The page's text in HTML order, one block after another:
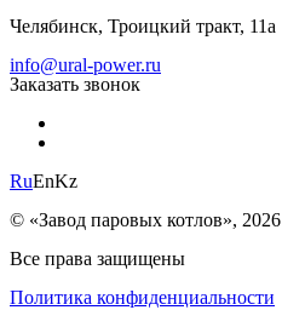
Челябинск, Троицкий тракт, 11а
info@ural-power.ru
Заказать звонок
RuEnKz
© «Завод паровых котлов», 2026
Все права защищены
Политика конфиденциальности